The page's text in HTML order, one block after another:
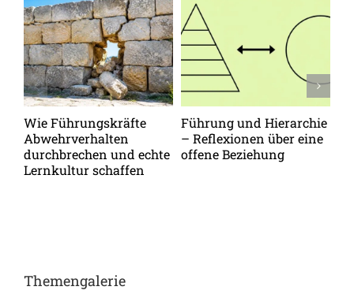
Wie Führungskräfte
Abwehrverhalten
durchbrechen und echte
Lernkultur schaffen
Führung und Hierarchie
– Reflexionen über eine
offene Beziehung
Themengalerie